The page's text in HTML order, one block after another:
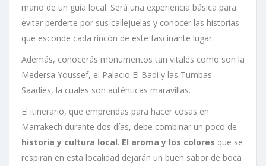
mano de un guía local. Será una experiencia básica para
evitar perderte por sus callejuelas y conocer las historias
que esconde cada rincón de este fascinante lugar.
Además, conocerás monumentos tan vitales como son la
Medersa Youssef, el Palacio El Badi y las Tumbas
Saadíes, la cuales son auténticas maravillas.
El itinerario, que emprendas para hacer cosas en
Marrakech durante dos días, debe combinar un poco de
historia y cultura local. El aroma y los colores que se
respiran en esta localidad dejarán un buen sabor de boca